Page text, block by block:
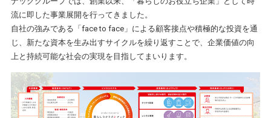
流に即した事業展開を行ってきました。
自社の強みである「face to face」による顧客接点や積極的な投資を通
じ、新たな資本を生み出すサイクルを繰り返すことで、企業価値の向
上と持続可能な社会の実現を目指してまいります。